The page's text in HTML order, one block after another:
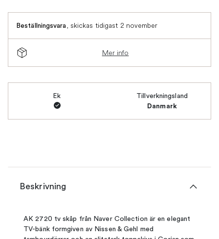
Beställningsvara, skickas tidigast 2 november
Mer info
Ek Tillverkningsland
Danmark
Beskrivning
AK 2720 tv skåp från Naver Collection är en elegant
TV-bänk formgiven av Nissen & Gehl med